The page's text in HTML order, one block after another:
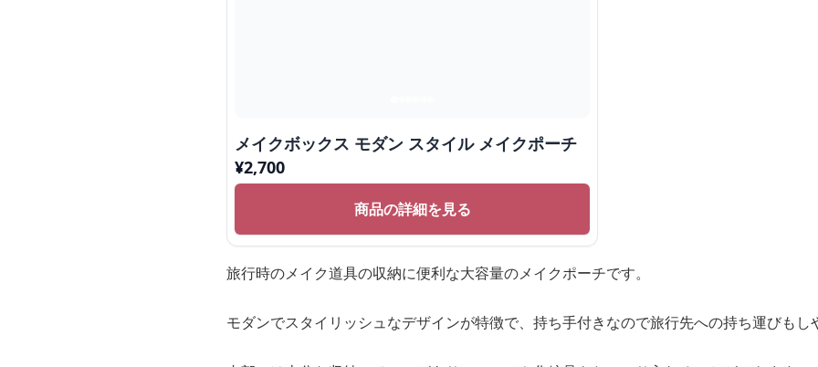
メイクボックス モダン スタイル メイクポーチ
¥2,700
商品の詳細を見る
旅行時のメイク道具の収納に便利な大容量のメイクポーチです。
モダンでスタイリッシュなデザインが特徴で、持ち手付きなので旅行先への持ち運びもし